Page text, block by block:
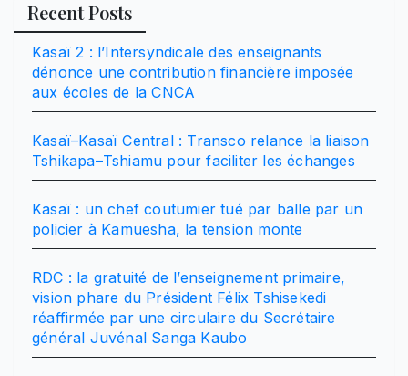
Recent Posts
Kasaï 2 : l’Intersyndicale des enseignants
dénonce une contribution financière imposée
aux écoles de la CNCA
Kasaï–Kasaï Central : Transco relance la liaison
Tshikapa–Tshiamu pour faciliter les échanges
Kasaï : un chef coutumier tué par balle par un
policier à Kamuesha, la tension monte
RDC : la gratuité de l’enseignement primaire,
vision phare du Président Félix Tshisekedi
réaffirmée par une circulaire du Secrétaire
général Juvénal Sanga Kaubo